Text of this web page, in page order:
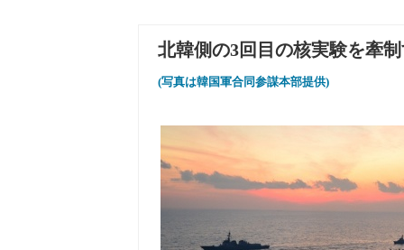
北韓側の3回目の核実験を牽
(写真は韓国軍合同参謀本部提供)